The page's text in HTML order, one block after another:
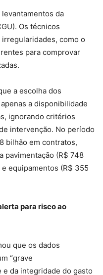
da
Os técnicos
como o
para comprovar
a escolha dos
a disponibilidade
ignorando critérios
intervenção. No período
bilhão em contratos,
pavimentação (R$ 748
equipamentos (R$ 355
para risco ao
que os dados
“grave
da integridade do gasto